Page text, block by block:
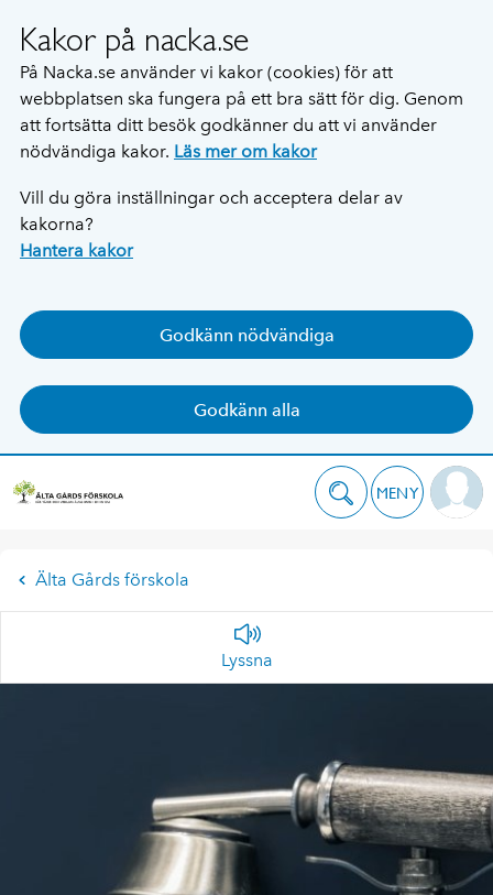
Kakor på nacka.se
På Nacka.se använder vi kakor (cookies) för att
webbplatsen ska fungera på ett bra sätt för dig. Genom
att fortsätta ditt besök godkänner du att vi använder
nödvändiga kakor. Läs mer om kakor
Vill du göra inställningar och acceptera delar av
kakorna?
Hantera kakor
Godkänn nödvändiga
Godkänn alla
MENY
Älta Gårds förskola
Lyssna